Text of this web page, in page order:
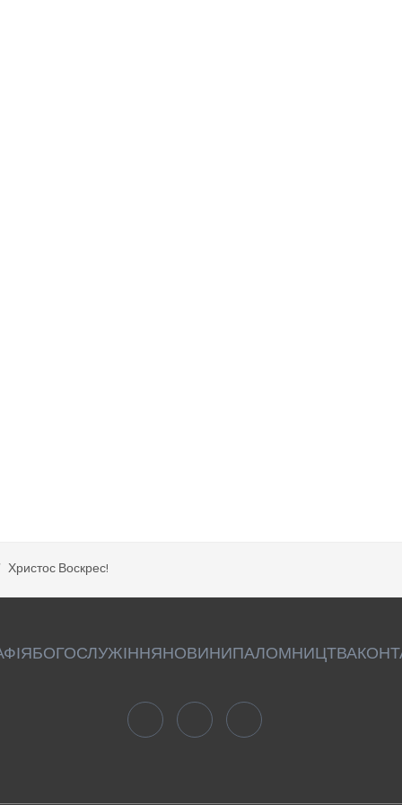
Христос Воскрес!
БОГОСЛУЖІННЯНОВИНИПАЛОМНИЦТВА